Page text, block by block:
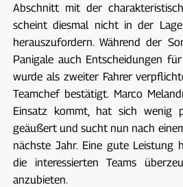
Abschnitt mit der
scheint diesmal nicht in der
herauszufordern. Während der
Panigale auch Entscheidungen
wurde als zweiter Fahrer
Teamchef bestätigt. Marco
Einsatz kommt, hat sich wenig
geäußert und sucht nun nach
nächste Jahr. Eine gute Leistung
die interessierten Teams
anzubieten.